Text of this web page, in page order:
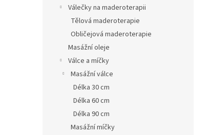
Válečky na maderoterapii
Tělová maderoterapie
Obličejová maderoterapie
Masážní oleje
Válce a míčky
Masážní válce
Délka 30 cm
Délka 60 cm
Délka 90 cm
Masážní míčky